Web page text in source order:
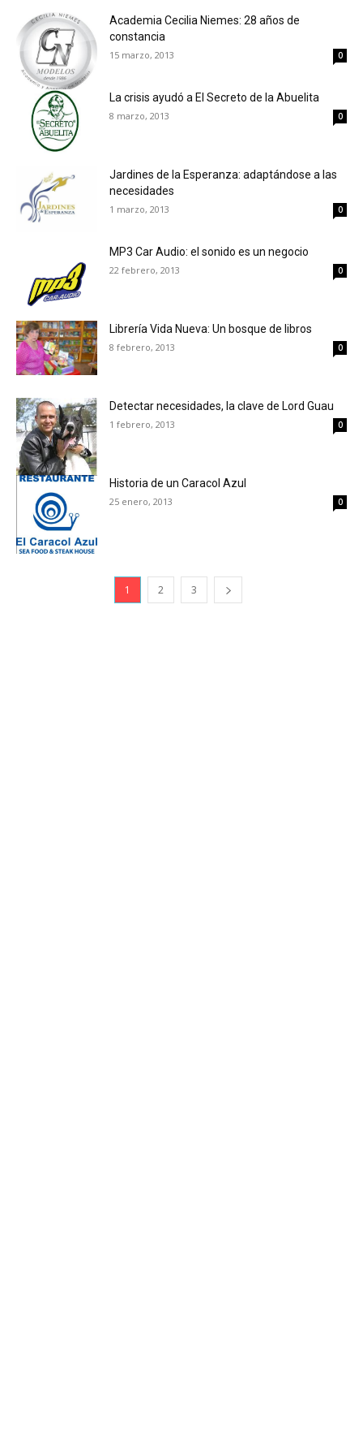
Academia Cecilia Niemes: 28 años de
constancia
15 marzo, 2013 0
La crisis ayudó a El Secreto de la Abuelita
8 marzo, 2013 0
Jardines de la Esperanza: adaptándose a las
necesidades
1 marzo, 2013 0
MP3 Car Audio: el sonido es un negocio
22 febrero, 2013 0
Librería Vida Nueva: Un bosque de libros
8 febrero, 2013 0
Detectar necesidades, la clave de Lord Guau
1 febrero, 2013 0
Historia de un Caracol Azul
25 enero, 2013 0
1 2 3